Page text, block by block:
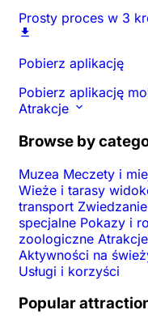
Prosty proces w 3
Pobierz aplikację
Pobierz aplikację
Atrakcje
Browse by
Muzea Meczety i
Wieże i tarasy
transport
specjalne Pokazy i
zoologiczne Atrakcje
Aktywności na
Usługi i korzyści
Popular